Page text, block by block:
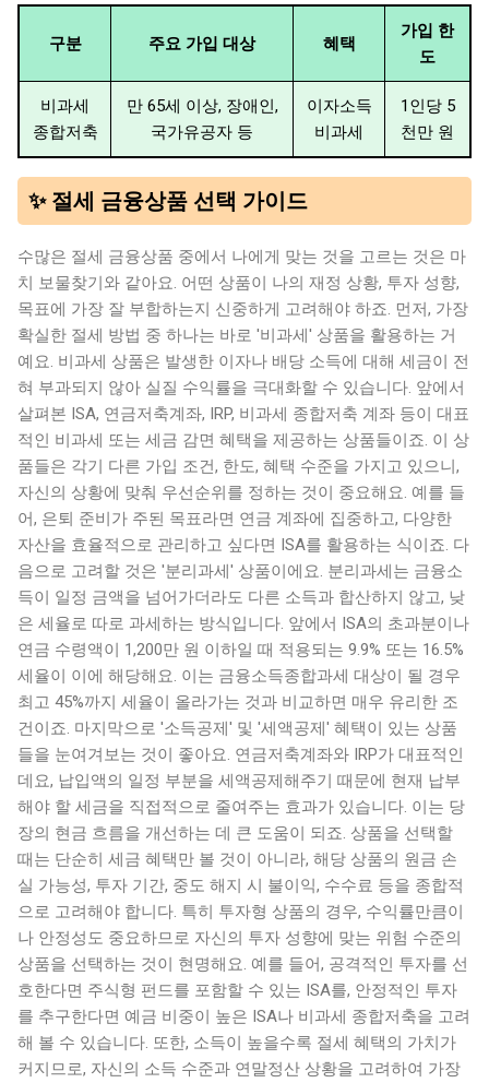
구분 주요 가입 대상 혜택
가입 한
도
비과세
종합저축
만 65세 이상, 장애인,
국가유공자 등
이자소득
비과세
1인당 5
천만 원
✨ 절세 금융상품 선택 가이드
수많은 절세 금융상품 중에서 나에게 맞는 것을 고르는 것은 마
치 보물찾기와 같아요. 어떤 상품이 나의 재정 상황, 투자 성향,
목표에 가장 잘 부합하는지 신중하게 고려해야 하죠. 먼저, 가장
확실한 절세 방법 중 하나는 바로 '비과세' 상품을 활용하는 거
예요. 비과세 상품은 발생한 이자나 배당 소득에 대해 세금이 전
혀 부과되지 않아 실질 수익률을 극대화할 수 있습니다. 앞에서
살펴본 ISA, 연금저축계좌, IRP, 비과세 종합저축 계좌 등이 대표
적인 비과세 또는 세금 감면 혜택을 제공하는 상품들이죠. 이 상
품들은 각기 다른 가입 조건, 한도, 혜택 수준을 가지고 있으니,
자신의 상황에 맞춰 우선순위를 정하는 것이 중요해요. 예를 들
어, 은퇴 준비가 주된 목표라면 연금 계좌에 집중하고, 다양한
자산을 효율적으로 관리하고 싶다면 ISA를 활용하는 식이죠. 다
음으로 고려할 것은 '분리과세' 상품이에요. 분리과세는 금융소
득이 일정 금액을 넘어가더라도 다른 소득과 합산하지 않고, 낮
은 세율로 따로 과세하는 방식입니다. 앞에서 ISA의 초과분이나
연금 수령액이 1,200만 원 이하일 때 적용되는 9.9% 또는 16.5%
세율이 이에 해당해요. 이는 금융소득종합과세 대상이 될 경우
최고 45%까지 세율이 올라가는 것과 비교하면 매우 유리한 조
건이죠. 마지막으로 '소득공제' 및 '세액공제' 혜택이 있는 상품
들을 눈여겨보는 것이 좋아요. 연금저축계좌와 IRP가 대표적인
데요, 납입액의 일정 부분을 세액공제해주기 때문에 현재 납부
해야 할 세금을 직접적으로 줄여주는 효과가 있습니다. 이는 당
장의 현금 흐름을 개선하는 데 큰 도움이 되죠. 상품을 선택할
때는 단순히 세금 혜택만 볼 것이 아니라, 해당 상품의 원금 손
실 가능성, 투자 기간, 중도 해지 시 불이익, 수수료 등을 종합적
으로 고려해야 합니다. 특히 투자형 상품의 경우, 수익률만큼이
나 안정성도 중요하므로 자신의 투자 성향에 맞는 위험 수준의
상품을 선택하는 것이 현명해요. 예를 들어, 공격적인 투자를 선
호한다면 주식형 펀드를 포함할 수 있는 ISA를, 안정적인 투자
를 추구한다면 예금 비중이 높은 ISA나 비과세 종합저축을 고려
해 볼 수 있습니다. 또한, 소득이 높을수록 절세 혜택의 가치가
커지므로, 자신의 소득 수준과 연말정산 상황을 고려하여 가장